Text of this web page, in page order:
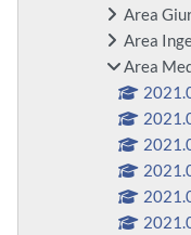
Area
Area
Area